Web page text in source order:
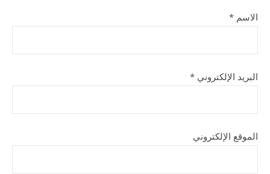
الاسم *
البريد الإلكتروني *
الموقع الإلكتروني